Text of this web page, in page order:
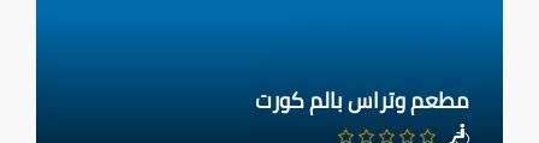
مطعم وتراس بالم كورت